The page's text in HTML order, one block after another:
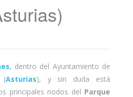
, dentro del Ayuntamiento de
(Asturias), y sin duda está
principales nodos del Parque